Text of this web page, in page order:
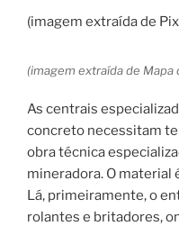
(imagem extraída de
(imagem extraída de Mapa
As centrais
concreto necessitam
obra técnica
mineradora. O material
Lá, primeiramente, o
rolantes e britadores,